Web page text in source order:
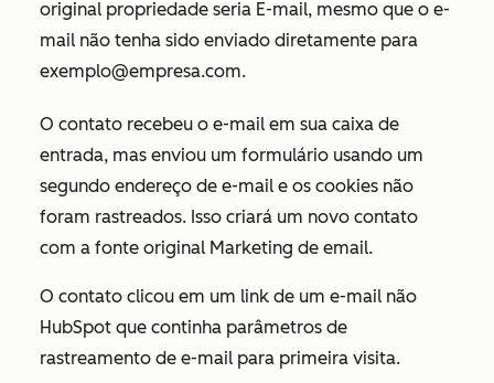
original propriedade seria E-mail, mesmo que o e-
mail não tenha sido enviado diretamente para
exemplo@empresa.com.
O contato recebeu o e-mail em sua caixa de
entrada, mas enviou um formulário usando um
segundo endereço de e-mail e os cookies não
foram rastreados. Isso criará um novo contato
com a fonte original Marketing de email.
O contato clicou em um link de um e-mail não
HubSpot que continha parâmetros de
rastreamento de e-mail para primeira visita.